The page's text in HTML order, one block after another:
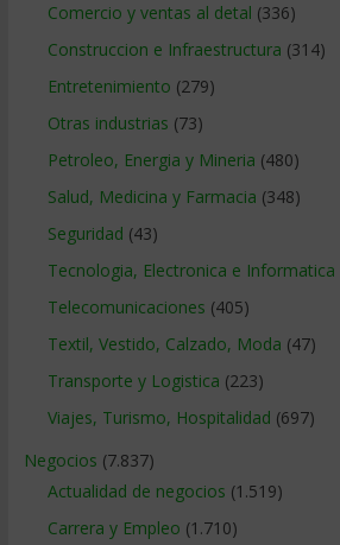
Comercio y ventas al detal (336)
Construccion e Infraestructura (314)
Entretenimiento (279)
Otras industrias (73)
Petroleo, Energia y Mineria (480)
Salud, Medicina y Farmacia (348)
Seguridad (43)
Tecnologia, Electronica e Informatica
Telecomunicaciones (405)
Textil, Vestido, Calzado, Moda (47)
Transporte y Logistica (223)
Viajes, Turismo, Hospitalidad (697)
Negocios (7.837)
Actualidad de negocios (1.519)
Carrera y Empleo (1.710)